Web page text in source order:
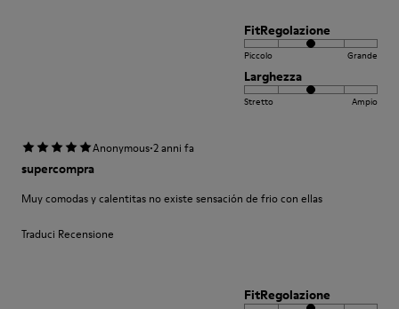
FitRegolazione
Piccolo Grande
Larghezza
Stretto Ampio
Anonymous·2 anni fa
supercompra
Muy comodas y calentitas no existe sensación de frio con ellas
Traduci Recensione
FitRegolazione